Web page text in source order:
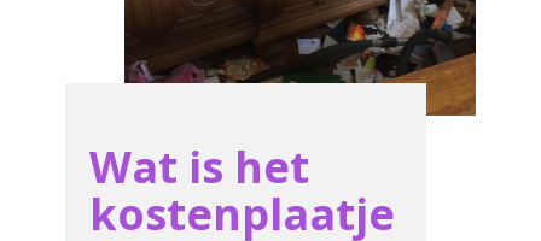
Wat is het
kostenplaatje